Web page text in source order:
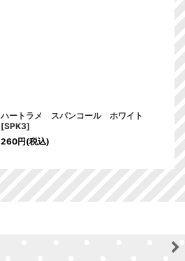
ハートラメ スパンコール ホワイト
[SPK3]
260円(税込)